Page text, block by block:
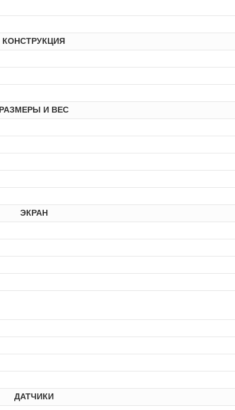
КОНСТРУКЦИЯ
РАЗМЕРЫ И ВЕС
ЭКРАН
ДАТЧИКИ